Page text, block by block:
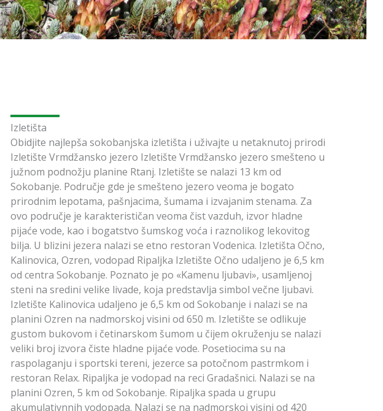
Izletišta
Obidjite najlepša sokobanjska izletišta i uživajte u netaknutoj prirodi
Izletište Vrmdžansko jezero Izletište Vrmdžansko jezero smešteno u
južnom podnožju planine Rtanj. Izletište se nalazi 13 km od
Sokobanje. Područje gde je smešteno jezero veoma je bogato
prirodnim lepotama, pašnjacima, šumama i izvajanim stenama. Za
ovo područje je karakterističan veoma čist vazduh, izvor hladne
pijaće vode, kao i bogatstvo šumskog voća i raznolikog lekovitog
bilja. U blizini jezera nalazi se etno restoran Vodenica. Izletišta Očno,
Kalinovica, Ozren, vodopad Ripaljka Izletište Očno udaljeno je 6,5 km
od centra Sokobanje. Poznato je po «Kamenu ljubavi», usamljenoj
steni na sredini velike livade, koja predstavlja simbol večne ljubavi.
Izletište Kalinovica udaljeno je 6,5 km od Sokobanje i nalazi se na
planini Ozren na nadmorskoj visini od 650 m. Izletište se odlikuje
gustom bukovom i četinarskom šumom u čijem okruženju se nalazi
veliki broj izvora čiste hladne pijaće vode. Posetiocima su na
raspolaganju i sportski tereni, jezerce sa potočnom pastrmkom i
restoran Relax. Ripaljka je vodopad na reci Gradašnici. Nalazi se na
planini Ozren, 5 km od Sokobanje. Ripaljka spada u grupu
akumulativnnih vodopada. Nalazi se na nadmorskoj visini od 420